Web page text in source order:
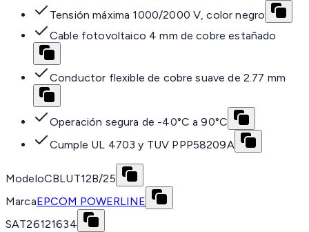
Tensión máxima 1000/2000 V, color negro
Cable fotovoltaico 4 mm de cobre estañado
Conductor flexible de cobre suave de 2.77 mm
Operación segura de -40°C a 90°C
Cumple UL 4703 y TUV PPP58209A
ModeloCBLUT12B/25
MarcaEPCOM POWERLINE
SAT26121634